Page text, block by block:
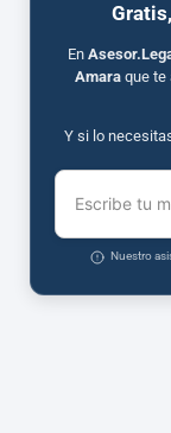
En
Amaraque te
Y si lo
Escribe tu
Nuestro